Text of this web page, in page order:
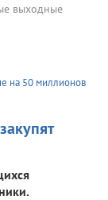
выходные
на 50 миллионов